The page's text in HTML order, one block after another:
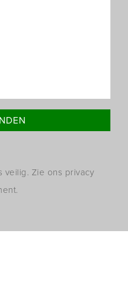
veilig. Zie ons privacy